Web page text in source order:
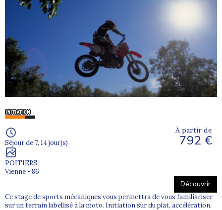
Séjour de 7, 14 jour(s)
POITIERS
Vienne - 86
À partir de
792 €
Découvrir
Ce stage de sports mécaniques vous permettra de vous familiariser
sur un terrain labellisé à la moto. Initiation sur du plat, accélération,